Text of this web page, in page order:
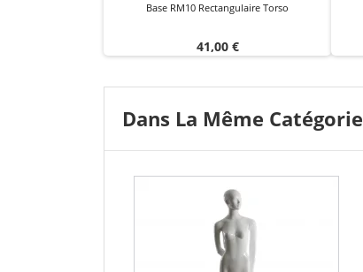
Base RM10 Rectangulaire Torso
Prix
41,00 €
Dans La Même Catégorie